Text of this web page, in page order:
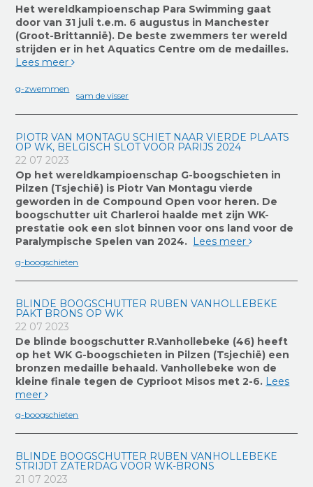
Het wereldkampioenschap Para Swimming gaat
door van 31 juli t.e.m. 6 augustus in Manchester
(Groot-Brittannië). De beste zwemmers ter wereld
strijden er in het Aquatics Centre om de medailles.
Lees meer
g-zwemmen
sam de visser
PIOTR VAN MONTAGU SCHIET NAAR VIERDE PLAATS
OP WK, BELGISCH SLOT VOOR PARIJS 2024
22 07 2023
Op het wereldkampioenschap G-boogschieten in
Pilzen (Tsjechië) is Piotr Van Montagu vierde
geworden in de Compound Open voor heren. De
boogschutter uit Charleroi haalde met zijn WK-
prestatie ook een slot binnen voor ons land voor de
Paralympische Spelen van 2024.
Lees meer
g-boogschieten
BLINDE BOOGSCHUTTER RUBEN VANHOLLEBEKE
PAKT BRONS OP WK
22 07 2023
De blinde boogschutter R.Vanhollebeke (46) heeft
op het WK G-boogschieten in Pilzen (Tsjechië) een
bronzen medaille behaald.Vanhollebeke won de
kleine finale tegen de Cyprioot Misos met 2-6. Lees
meer
g-boogschieten
BLINDE BOOGSCHUTTER RUBEN VANHOLLEBEKE
STRIJDT ZATERDAG VOOR WK-BRONS
21 07 2023